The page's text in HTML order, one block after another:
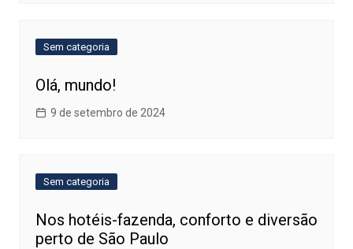
Sem categoria
Olá, mundo!
9 de setembro de 2024
Sem categoria
Nos hotéis-fazenda, conforto e diversão
perto de São Paulo